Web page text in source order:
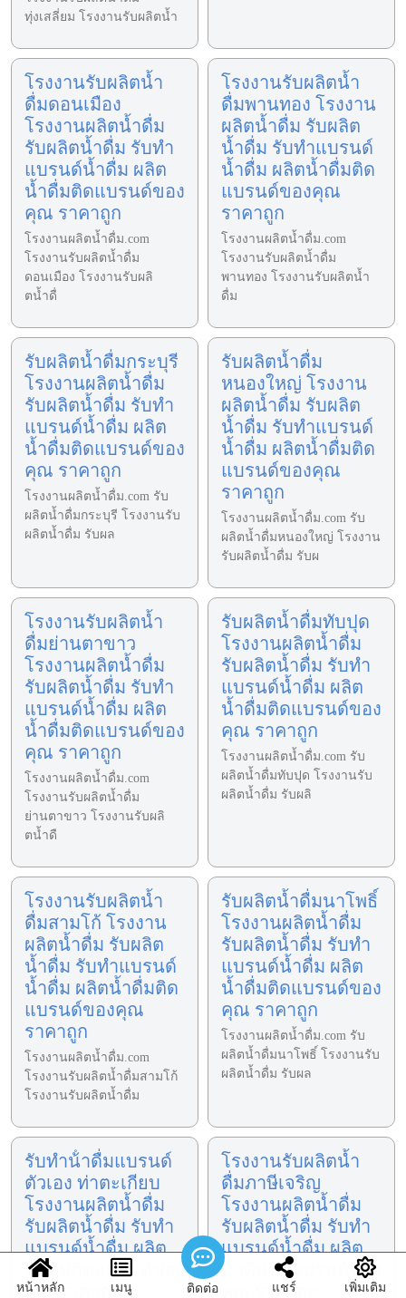
ทุ่งเสลี่ยม โรงงานรับผลิตน้ำ
โรงงานรับผลิตน้ำ
ดื่มดอนเมือง
โรงงานผลิตน้ำดื่ม
รับผลิตน้ำดื่ม รับทำ
แบรนด์น้ำดื่ม ผลิต
น้ำดื่มติดแบรนด์ของ
คุณ ราคาถูก
โรงงานผลิตน้ำดื่ม.com
โรงงานรับผลิตน้ำดื่ม
ดอนเมือง โรงงานรับผลิ
ตน้ำดื่
โรงงานรับผลิตน้ำ
ดื่มพานทอง โรงงาน
ผลิตน้ำดื่ม รับผลิต
น้ำดื่ม รับทำแบรนด์
น้ำดื่ม ผลิตน้ำดื่มติด
แบรนด์ของคุณ
ราคาถูก
โรงงานผลิตน้ำดื่ม.com
โรงงานรับผลิตน้ำดื่ม
พานทอง โรงงานรับผลิตน้ำ
ดื่ม
รับผลิตน้ำดื่มกระบุรี
โรงงานผลิตน้ำดื่ม
รับผลิตน้ำดื่ม รับทำ
แบรนด์น้ำดื่ม ผลิต
น้ำดื่มติดแบรนด์ของ
คุณ ราคาถูก
โรงงานผลิตน้ำดื่ม.com รับ
ผลิตน้ำดื่มกระบุรี โรงงานรับ
ผลิตน้ำดื่ม รับผล
รับผลิตน้ำดื่ม
หนองใหญ่ โรงงาน
ผลิตน้ำดื่ม รับผลิต
น้ำดื่ม รับทำแบรนด์
น้ำดื่ม ผลิตน้ำดื่มติด
แบรนด์ของคุณ
ราคาถูก
โรงงานผลิตน้ำดื่ม.com รับ
ผลิตน้ำดื่มหนองใหญ่ โรงงาน
รับผลิตน้ำดื่ม รับผ
โรงงานรับผลิตน้ำ
ดื่มย่านตาขาว
โรงงานผลิตน้ำดื่ม
รับผลิตน้ำดื่ม รับทำ
แบรนด์น้ำดื่ม ผลิต
น้ำดื่มติดแบรนด์ของ
คุณ ราคาถูก
โรงงานผลิตน้ำดื่ม.com
โรงงานรับผลิตน้ำดื่ม
ย่านตาขาว โรงงานรับผลิ
ตน้ำดื
รับผลิตน้ำดื่มทับปุด
โรงงานผลิตน้ำดื่ม
รับผลิตน้ำดื่ม รับทำ
แบรนด์น้ำดื่ม ผลิต
น้ำดื่มติดแบรนด์ของ
คุณ ราคาถูก
โรงงานผลิตน้ำดื่ม.com รับ
ผลิตน้ำดื่มทับปุด โรงงานรับ
ผลิตน้ำดื่ม รับผลิ
โรงงานรับผลิตน้ำ
ดื่มสามโก้ โรงงาน
ผลิตน้ำดื่ม รับผลิต
น้ำดื่ม รับทำแบรนด์
น้ำดื่ม ผลิตน้ำดื่มติด
แบรนด์ของคุณ
ราคาถูก
โรงงานผลิตน้ำดื่ม.com
โรงงานรับผลิตน้ำดื่มสามโก้
โรงงานรับผลิตน้ำดื่ม
รับผลิตน้ำดื่มนาโพธิ์
โรงงานผลิตน้ำดื่ม
รับผลิตน้ำดื่ม รับทำ
แบรนด์น้ำดื่ม ผลิต
น้ำดื่มติดแบรนด์ของ
คุณ ราคาถูก
โรงงานผลิตน้ำดื่ม.com รับ
ผลิตน้ำดื่มนาโพธิ์ โรงงานรับ
ผลิตน้ำดื่ม รับผล
รับทําน้ําดื่มแบรนด์
ตัวเอง ท่าตะเกียบ
โรงงานผลิตน้ำดื่ม
รับผลิตน้ำดื่ม รับทำ
แบรนด์น้ำดื่ม ผลิต
น้ำดื่มติดแบรนด์ของ
คุณ ราคาถูก
โรงงานรับผลิตน้ำ
ดื่มภาษีเจริญ
โรงงานผลิตน้ำดื่ม
รับผลิตน้ำดื่ม รับทำ
แบรนด์น้ำดื่ม ผลิต
น้ำดื่มติดแบรนด์ของ
คุณ ราคาถูก
หน้าหลัก เมนู ติดต่อ แชร์ เพิ่มเติม